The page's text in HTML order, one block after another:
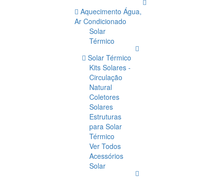
Aquecimento Água,
Ar Condicionado
Solar
Térmico
Solar Térmico
Kits Solares -
Circulação
Natural
Coletores
Solares
Estruturas
para Solar
Térmico
Ver Todos
Acessórios
Solar